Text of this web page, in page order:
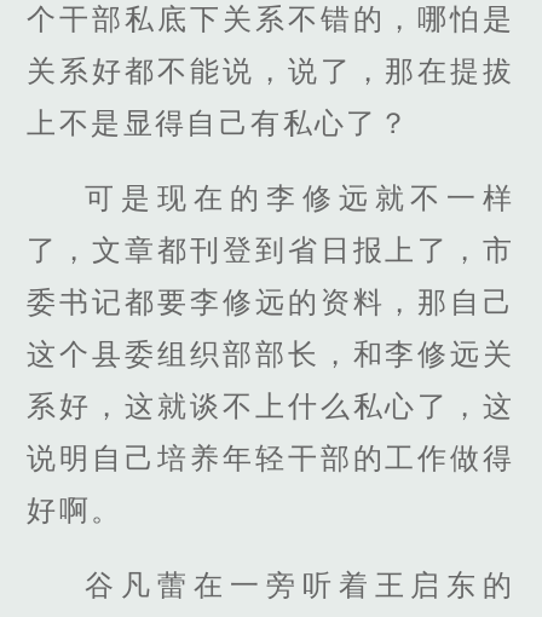
个干部私底下关系不错的，哪怕是
关系好都不能说，说了，那在提拔
上不是显得自己有私心了？
可是现在的李修远就不一样
了，文章都刊登到省日报上了，市
委书记都要李修远的资料，那自己
这个县委组织部部长，和李修远关
系好，这就谈不上什么私心了，这
说明自己培养年轻干部的工作做得
好啊。
谷凡蕾在一旁听着王启东的